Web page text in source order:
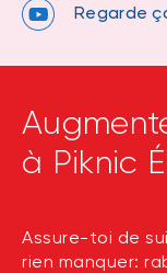
Regarde
à Piknic
Assure-toi de
rien manquer: